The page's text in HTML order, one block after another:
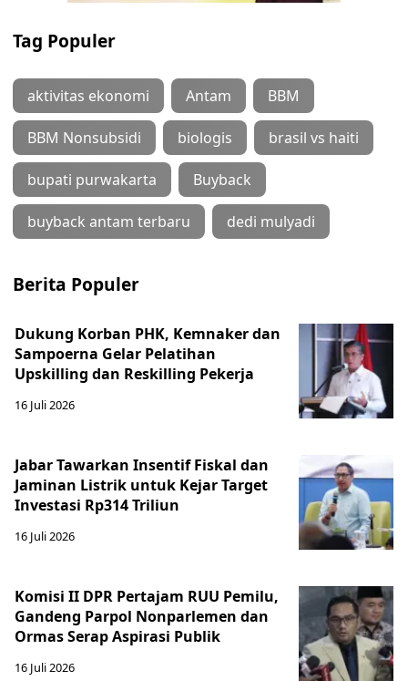
Tag Populer
aktivitas ekonomi Antam BBM
BBM Nonsubsidi biologis brasil vs haiti
bupati purwakarta Buyback
buyback antam terbaru dedi mulyadi
Berita Populer
Dukung Korban PHK, Kemnaker dan
Sampoerna Gelar Pelatihan
Upskilling dan Reskilling Pekerja
16 Juli 2026
Jabar Tawarkan Insentif Fiskal dan
Jaminan Listrik untuk Kejar Target
Investasi Rp314 Triliun
16 Juli 2026
Komisi II DPR Pertajam RUU Pemilu,
Gandeng Parpol Nonparlemen dan
Ormas Serap Aspirasi Publik
16 Juli 2026